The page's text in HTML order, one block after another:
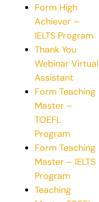
Form High
Achiever –
IELTS Program
Thank You
Webinar Virtual
Assistant
Form Teaching
Master –
TOEFL
Program
Form Teaching
Master – IELTS
Program
Teaching